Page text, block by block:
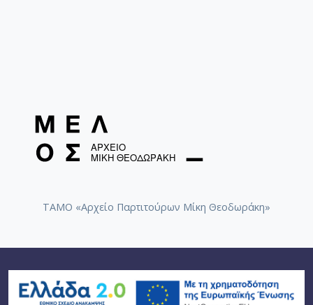
ΤΑΜΟ «Αρχείο Παρτιτούρων Μίκη Θεοδωράκη»